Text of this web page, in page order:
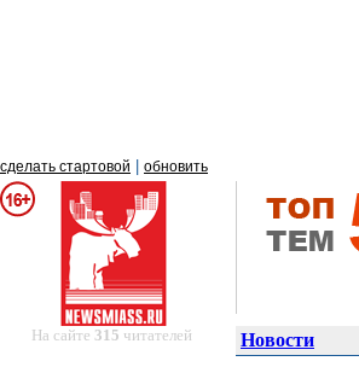
сделать стартовой обновить
На сайте 315 читателей Новости